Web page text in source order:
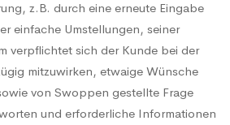
z.B. durch eine erneute Eingabe
einfache Umstellungen, seiner
verpflichtet sich der Kunde bei der
mitzuwirken, etwaige Wünsche
von Swoppen gestellte Frage
und erforderliche Informationen